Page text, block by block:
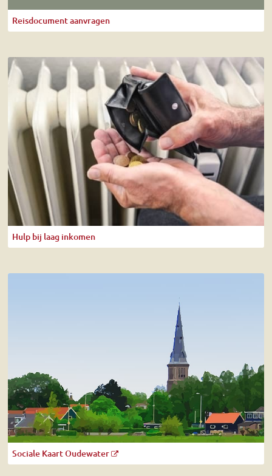
Reisdocument aanvragen
Hulp bij laag inkomen
Sociale Kaart Oudewater